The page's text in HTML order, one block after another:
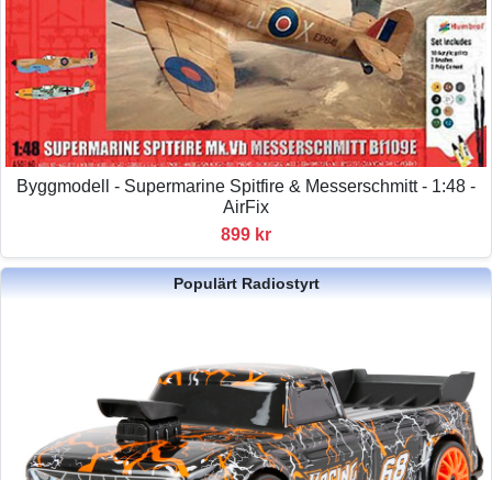
Byggmodell - Supermarine Spitfire & Messerschmitt - 1:48 -
AirFix
899 kr
Populärt Radiostyrt